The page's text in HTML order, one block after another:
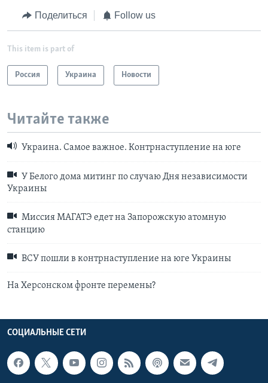
Поделиться Follow us
This item is part of
Россия Украина Новости
Читайте также
Украина. Самое важное. Контрнаступление на юге
У Белого дома митинг по случаю Дня независимости
Украины
Миссия МАГАТЭ едет на Запорожскую атомную
станцию
ВСУ пошли в контрнаступление на юге Украины
На Херсонском фронте перемены?
СОЦИАЛЬНЫЕ СЕТИ